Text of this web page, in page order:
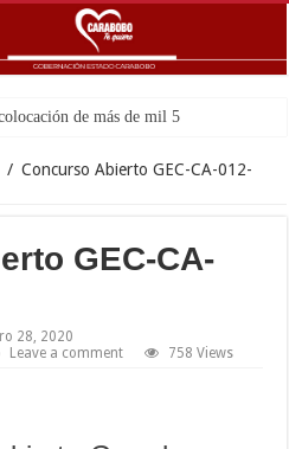
/ Concurso Abierto GEC-CA-012-
GEC-CA-
28, 2020
Leave a comment 758 Views